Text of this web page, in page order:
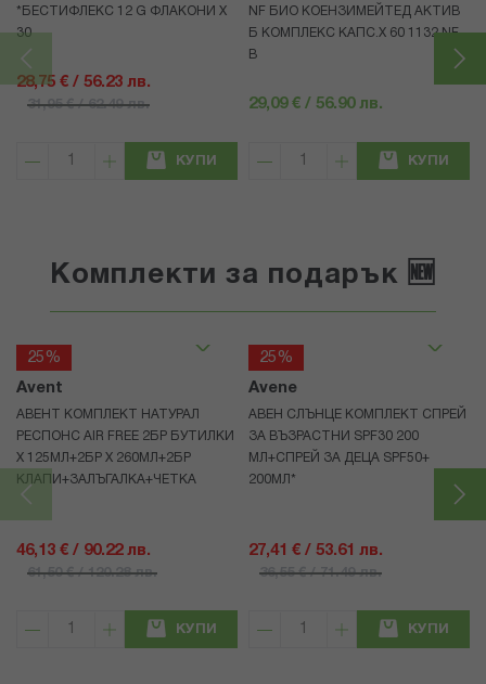
*БЕСТИФЛЕКС 12 G ФЛАКОНИ Х
30
28,75 € / 56.23 лв.
31,95 € / 62.49 лв.
КУПИ
NF БИО КОЕНЗИМЕЙТЕД АКТИВ
Б КОМПЛЕКС КАПС.Х 60 1132 NF
В
29,09 € / 56.90 лв.
КУПИ
Комплекти за подарък 🆕
25%
Avent
АВЕНТ КОМПЛЕКТ НАТУРАЛ
РЕСПОНС AIR FREE 2БР БУТИЛКИ
Х 125МЛ+2БР Х 260МЛ+2БР
КЛАПИ+ЗАЛЪГАЛКА+ЧЕТКА
46,13 € / 90.22 лв.
61,50 € / 120.28 лв.
КУПИ
25%
Avene
АВЕН СЛЪНЦЕ КОМПЛЕКТ СПРЕЙ
ЗА ВЪЗРАСТНИ SPF30 200
МЛ+СПРЕЙ ЗА ДЕЦА SPF50+
200МЛ*
27,41 € / 53.61 лв.
36,55 € / 71.49 лв.
КУПИ